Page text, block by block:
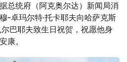
总统府（阿克奥尔达）新闻局消
-卓玛尔特·托卡耶夫向哈萨克斯
巴耶夫致生日祝贺，祝愿他身
康。